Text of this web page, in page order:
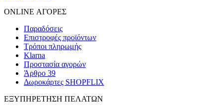
ONLINE ΑΓΟΡΕΣ
Παραδόσεις
Επιστροφές προϊόντων
Τρόποι πληρωμής
Klarna
Προστασία αγορών
Άρθρο 39
Δωροκάρτες SHOPFLIX
ΕΞΥΠΗΡΕΤΗΣΗ ΠΕΛΑΤΩΝ